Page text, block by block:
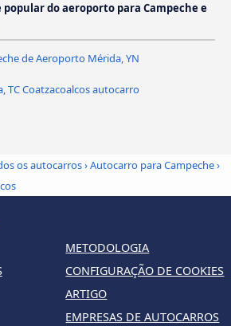
do aeroporto para Campeche e
de Aeroporto Mérida, YN
TC Coatzacoalcos autocarro
os autocarros›Autocarro para Campeche›
METODOLOGIA
CONFIGURAÇÃO DE COOKIES
ARTIGO
EMPRESAS DE AUTOCARROS